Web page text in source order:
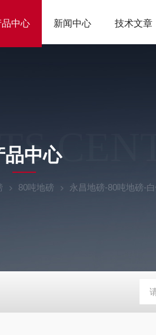
品中心 新闻中心 技术文章
品中心
80吨地磅 永昌地磅-80吨地磅-
常规尺寸|80吨地磅标准宽度-【上海佳